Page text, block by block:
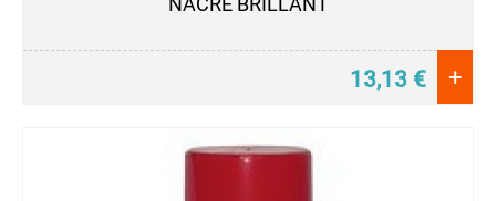
NACRE BRILLANT
13,13 € +